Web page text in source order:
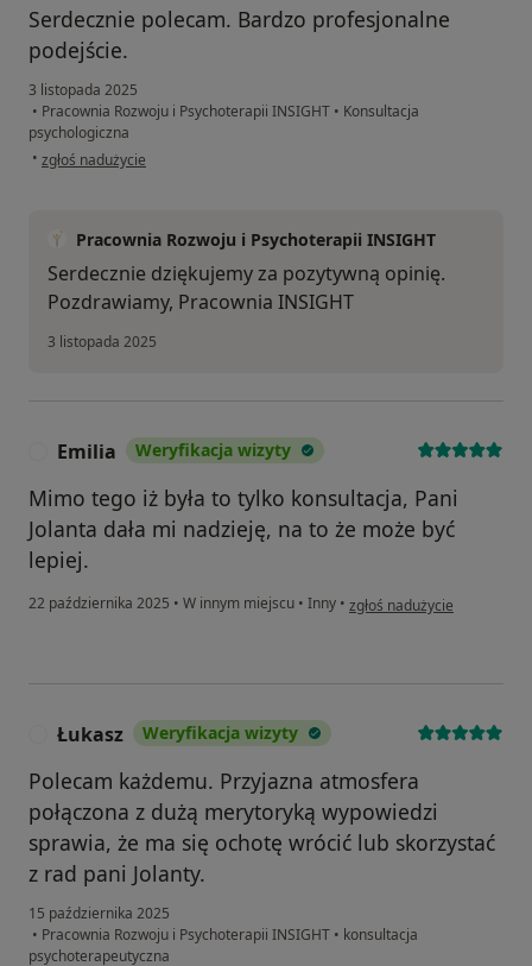
Serdecznie polecam. Bardzo profesjonalne
podejście.
3 listopada 2025
• Pracownia Rozwoju i Psychoterapii INSIGHT • Konsultacja
psychologiczna
• w opinii użytkownika Tomasz
zgłoś nadużycie
Pracownia Rozwoju i Psychoterapii INSIGHT
Serdecznie dziękujemy za pozytywną opinię.
Pozdrawiamy, Pracownia INSIGHT
3 listopada 2025
Emilia Weryfikacja wizyty
Mimo tego iż była to tylko konsultacja, Pani
Jolanta dała mi nadzieję, na to że może być
lepiej.
22 października 2025 • W innym miejscu • Inny • w opinii użytkownika Emilia
zgłoś nadużycie
Łukasz Weryfikacja wizyty
Polecam każdemu. Przyjazna atmosfera
połączona z dużą merytoryką wypowiedzi
sprawia, że ma się ochotę wrócić lub skorzystać
z rad pani Jolanty.
15 października 2025
• Pracownia Rozwoju i Psychoterapii INSIGHT • konsultacja
psychoterapeutyczna